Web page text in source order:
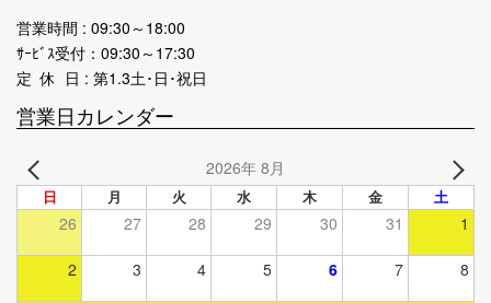
営業時間 : 09:30～18:00
ｻｰﾋﾞｽ受付：09:30～17:30
定 休 日 : 第1.3土･日･祝日
営業日カレンダー
2026年 8月
日 月 火 水 木 金 土
26 27 28 29 30 31 1
2 3 4 5 6 7 8